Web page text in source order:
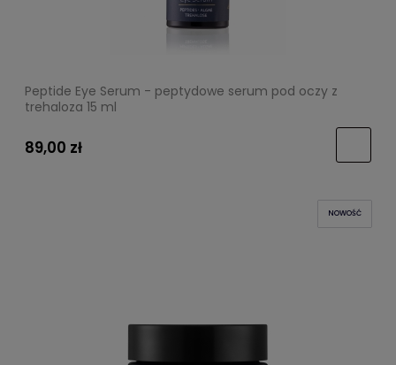
Peptide Eye Serum - peptydowe serum pod oczy z
trehaloza 15 ml
89,00 zł
NOWOŚĆ